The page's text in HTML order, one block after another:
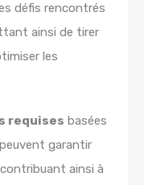
défis rencontrés
ainsi de tirer
les
requises basées
garantir
ainsi à